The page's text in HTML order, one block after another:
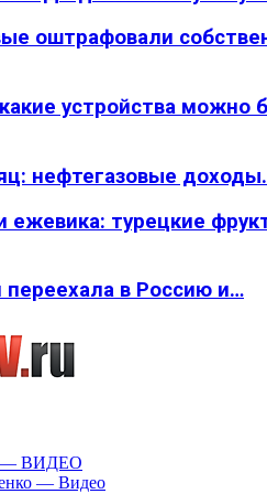
оштрафовали
устройства можно
нефтегазовые
ежевика: турецкие
в Россию и…
— ВИДЕО
— Видео